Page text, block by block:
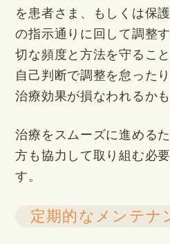
を患者さま、もしくは保
の指示通りに回して調整
切な頻度と方法を守るこ
自己判断で調整を怠った
治療効果が損なわれるか
治療をスムーズに進める
方も協力して取り組む必
す。
定期的なメンテナ